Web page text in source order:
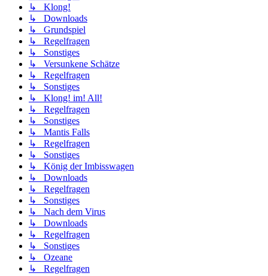
↳ Klong!
↳ Downloads
↳ Grundspiel
↳ Regelfragen
↳ Sonstiges
↳ Versunkene Schätze
↳ Regelfragen
↳ Sonstiges
↳ Klong! im! All!
↳ Regelfragen
↳ Sonstiges
↳ Mantis Falls
↳ Regelfragen
↳ Sonstiges
↳ König der Imbisswagen
↳ Downloads
↳ Regelfragen
↳ Sonstiges
↳ Nach dem Virus
↳ Downloads
↳ Regelfragen
↳ Sonstiges
↳ Ozeane
↳ Regelfragen